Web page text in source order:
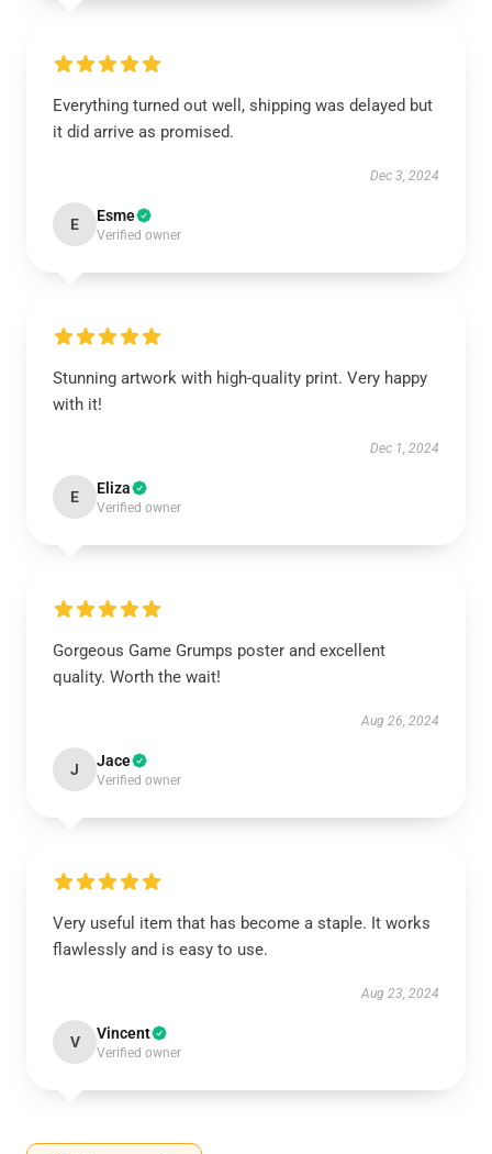
Everything turned out well, shipping was delayed but
it did arrive as promised.
Dec 3, 2024
E Esme
Verified owner
Stunning artwork with high-quality print. Very happy
with it!
Dec 1, 2024
E Eliza
Verified owner
Gorgeous Game Grumps poster and excellent
quality. Worth the wait!
Aug 26, 2024
J Jace
Verified owner
Very useful item that has become a staple. It works
flawlessly and is easy to use.
Aug 23, 2024
V Vincent
Verified owner